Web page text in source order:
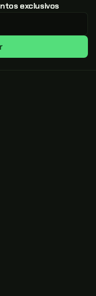
dinâmica e o
das suas lendas
adicionais,
exclusivos